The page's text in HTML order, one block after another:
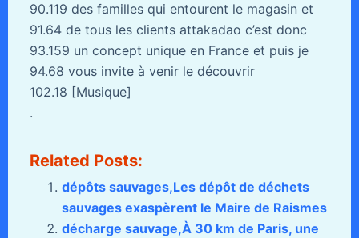
90.119 des familles qui entourent le magasin et
91.64 de tous les clients attakadao c’est donc
93.159 un concept unique en France et puis je
94.68 vous invite à venir le découvrir
102.18 [Musique]
.
Related Posts:
dépôts sauvages,Les dépôt de déchets
sauvages exaspèrent le Maire de Raismes
décharge sauvage,À 30 km de Paris, une